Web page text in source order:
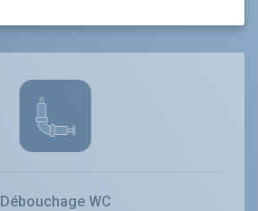
Débouchage WC